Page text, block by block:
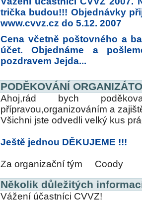
trička budou!!! Objednávky
www.cvvz.cz do 5.12. 2007
Cena včetně poštovného a
účet. Objednáme a
pozdravem Jejda...
PODĚKOVÁNÍ
Ahoj,rád bych
přípravou,organizováním a
Všichni jste odvedli velký kus
Ještě jednou DĚKUJEME !!!
Za organizační tým Coody
Několik důležitých
Vážení účastníci CVVZ!